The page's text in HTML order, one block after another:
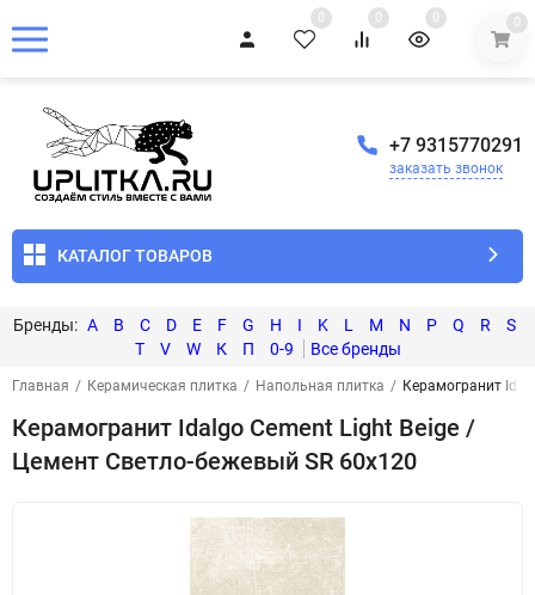
0 0 0 0
+7 9315770291
заказать звонок
КАТАЛОГ ТОВАРОВ
A B C D E F G H I K L M N P Q R
S
T
V W К П 0-9
Главная / Керамическая плитка / Напольная плитка / Керамогранит
Керамогранит Idalgo Cement Light Beige /
Цемент Светло-бежевый SR 60x120